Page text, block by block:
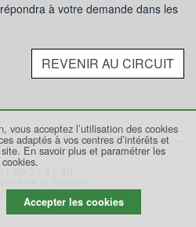
à votre demande dans les
REVENIR AU CIRCUIT
PARIS
vous acceptez l’utilisation des cookies
adaptés à vos centres d’intérêts et
En savoir plus et paramétrer les
cookies.
Accepter les cookies